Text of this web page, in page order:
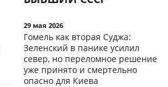
29 мая 2026
Гомель как вторая Суджа:
Зеленский в панике усилил
север, но переломное решение
уже принято и смертельно
опасно для Киева